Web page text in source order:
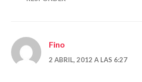
Fino
2 ABRIL, 2012 A LAS 6:27